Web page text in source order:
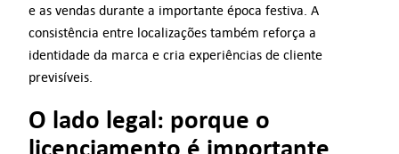
e as vendas durante a importante época festiva. A
consistência entre localizações também reforça a
identidade da marca e cria experiências de cliente
previsíveis.
O lado legal: porque o